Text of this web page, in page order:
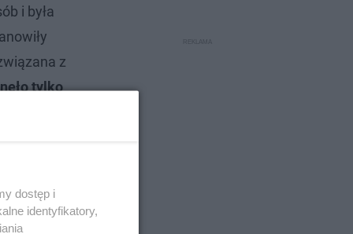
i była
z
tylko
dostęp i
identyfikatory,